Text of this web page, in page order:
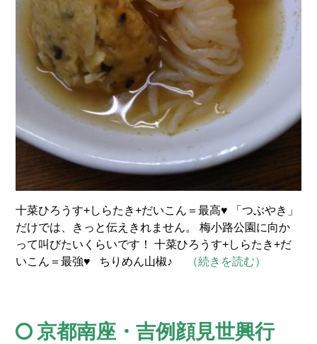
十菜ひろうす+しらたき+だいこん＝最高♥ 「つぶやき」
だけでは、きっと伝えきれません。 梅小路公園に向か
って叫びたいくらいです！ 十菜ひろうす+しらたき+だ
いこん＝最強♥ ちりめん山椒♪
（続きを読む）
京都南座・吉例顔見世興行